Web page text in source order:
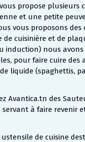
propose plusieurs
et une petite
vous proposons des
de cuisinière et de
induction) nous avons
pour faire cuire des
liquide (spaghettis,
Avantica.tn des
à faire revenir
de cuisine